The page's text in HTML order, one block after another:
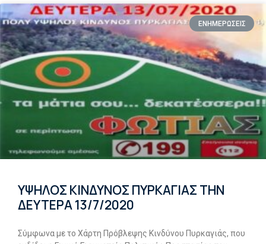
ΕΝΗΜΕΡΩΣΕΙΣ
ΥΨΗΛΟΣ ΚΙΝΔΥΝΟΣ ΠΥΡΚΑΓΙΑΣ ΤΗΝ
ΔΕΥΤΕΡΑ 13/7/2020
Σύμφωνα με το Χάρτη Πρόβλεψης Κινδύνου Πυρκαγιάς, που